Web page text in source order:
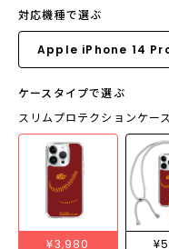
対応機種で選ぶ
ケースタイプで選ぶ
スリムプロテクションケース
¥3,980